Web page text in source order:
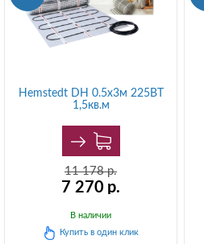
Hemstedt DH 0.5х3м 225ВТ
1,5кв.м
11 178 р.
7 270 р.
В наличии
Купить водин клик